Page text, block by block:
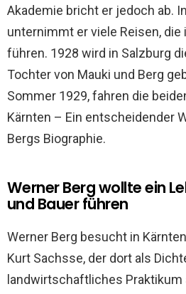
Akademie bricht er jedoch ab.
unternimmt er viele Reisen, die
führen. 1928 wird in Salzburg
Tochter von Mauki und Berg
Sommer 1929, fahren die
Kärnten – Ein entscheidender
Bergs Biographie.
Werner Berg wollte ein
und Bauer führen
Werner Berg besucht in
Kurt Sachsse, der dort als
landwirtschaftliches